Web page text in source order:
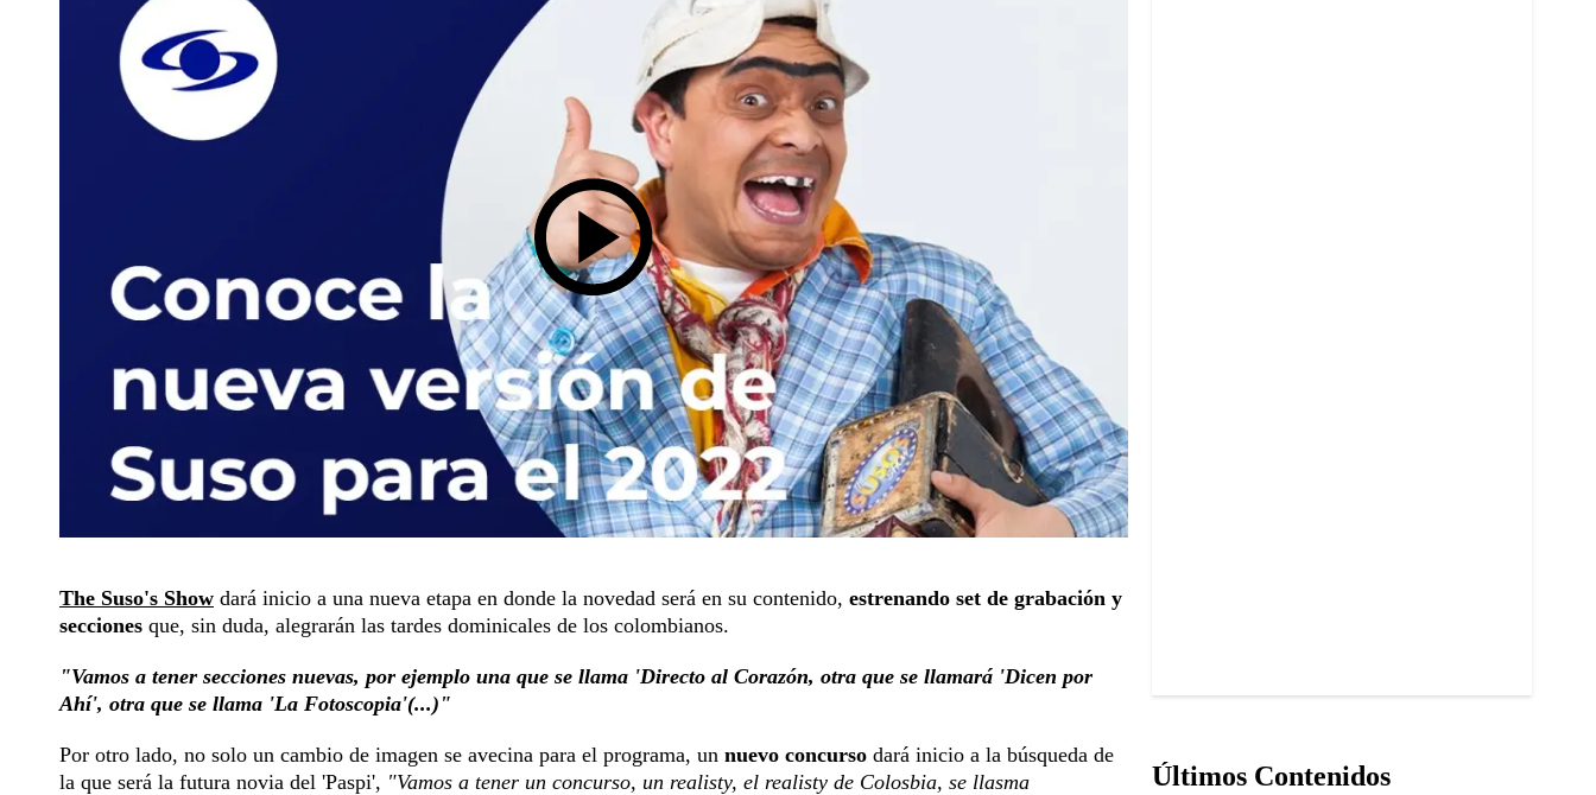
The Suso's Show dará inicio a una nueva etapa en donde la novedad será en su contenido, estrenando set de grabación y
secciones que, sin duda, alegrarán las tardes dominicales de los colombianos.
"Vamos a tener secciones nuevas, por ejemplo una que se llama 'Directo al Corazón, otra que se llamará 'Dicen por
Ahí', otra que se llama 'La Fotoscopia'(...)"
Por otro lado, no solo un cambio de imagen se avecina para el programa, un nuevo concurso dará inicio a la búsqueda de
la que será la futura novia del 'Paspi', "Vamos a tener un concurso, un realisty, el realisty de Colosbia, se llasma
Últimos Contenidos